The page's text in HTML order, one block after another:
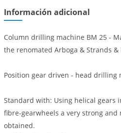
Información adicional
Column drilling machine BM 25 -
the renomated Arboga & Strands
Position gear driven - head drilling
Standard with: Using helical gears
fibre-gearwheels a very strong and
obtained.